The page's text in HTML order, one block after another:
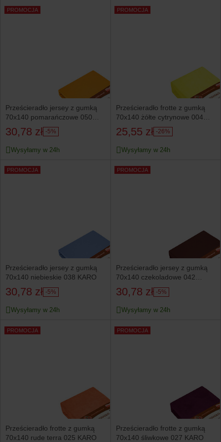
PROMOCJA
Prześcieradło jersey z gumką
70x140 pomarańczowe 050
KARO
30,78 zł -5%
Wysyłamy w 24h
PROMOCJA
Prześcieradło frotte z gumką
70x140 żółte cytrynowe 004
KARO
25,55 zł -26%
Wysyłamy w 24h
PROMOCJA
Prześcieradło jersey z gumką
70x140 niebieskie 038 KARO
30,78 zł -5%
Wysyłamy w 24h
PROMOCJA
Prześcieradło jersey z gumką
70x140 czekoladowe 042
KARO
30,78 zł -5%
Wysyłamy w 24h
PROMOCJA
Prześcieradło frotte z gumką
70x140 rude terra 025 KARO
PROMOCJA
Prześcieradło frotte z gumką
70x140 śliwkowe 027 KARO